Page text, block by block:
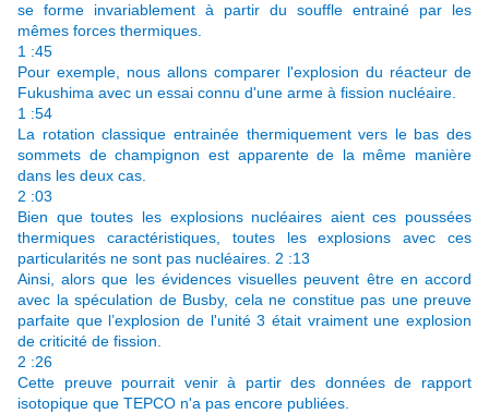
se forme invariablement à partir du souffle entrainé par les
mêmes forces thermiques.
1 :45
Pour exemple, nous allons comparer l'explosion du réacteur de
Fukushima avec un essai connu d'une arme à fission nucléaire.
1 :54
La rotation classique entrainée thermiquement vers le bas des
sommets de champignon est apparente de la même manière
dans les deux cas.
2 :03
Bien que toutes les explosions nucléaires aient ces poussées
thermiques caractéristiques, toutes les explosions avec ces
particularités ne sont pas nucléaires. 2 :13
Ainsi, alors que les évidences visuelles peuvent être en accord
avec la spéculation de Busby, cela ne constitue pas une preuve
parfaite que l’explosion de l'unité 3 était vraiment une explosion
de criticité de fission.
2 :26
Cette preuve pourrait venir à partir des données de rapport
isotopique que TEPCO n'a pas encore publiées.